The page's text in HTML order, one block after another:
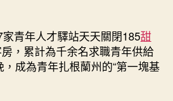
青年人才驛站天天關閉185甜
，累計為千余名求職青年供給
成為青年扎根蘭州的“第一塊基